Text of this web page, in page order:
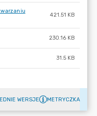
421.51 KB
230.16 KB
31.5 KB
WERSJE METRYCZKA